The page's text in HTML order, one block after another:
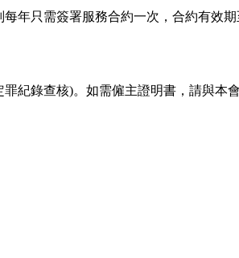
年只需簽署服務合約一次，合約有效
紀錄查核)。如需僱主證明書，請與本